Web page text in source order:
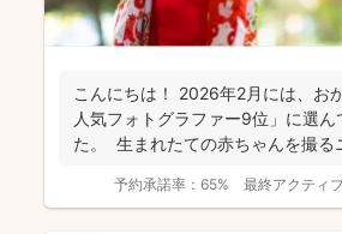
こんにちは！ 2026年2月には、お
人気フォトグラファー9位」に選ん
た。 生まれたての赤ちゃんを撮る
予約承諾率： 65% 最終アクティブ